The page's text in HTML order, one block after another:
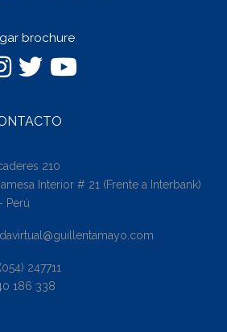
brochure
210
Interior # 21 (Frente a Interbank)
Perú
247711
186 338